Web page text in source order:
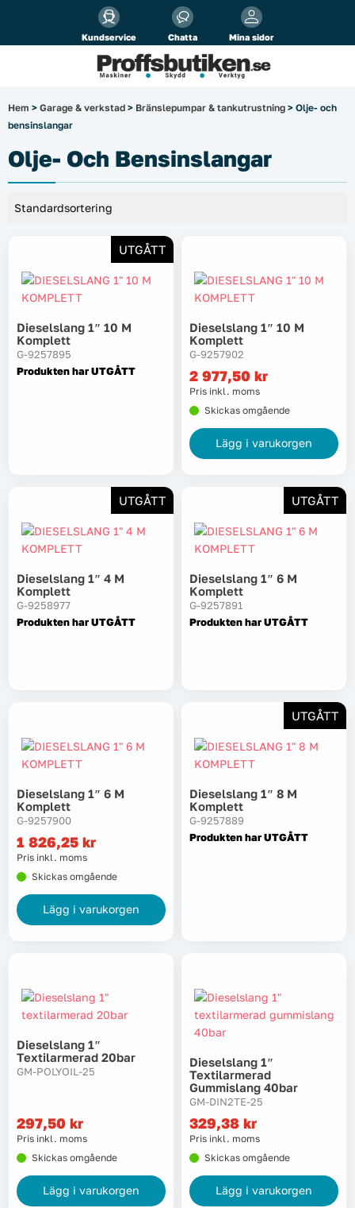
Kundservice Chatta Mina sidor
Alla priser visasinkl. moms!
Företag Privat
Arbetsplats
El & belysning
Fordonsbelysning & lastbilstillbehör
Förbrukningsmaterial
Garage & verkstad
Laserinstrument
Lyft, transport & materialhantering
Oljor & kem
Outlet
Skydd & kläder
Svets
Tvätt
Verktyg
Värme, VVS & inomhusklimat
Varumärken Videoklipp
Om oss
Hem > Garage & verkstad > Bränslepumpar & tankutrustning > Olje- och
bensinslangar
Olje- Och Bensinslangar
UTGÅTT
Dieselslang 1″ 10 M
Komplett
G-9257895
Produkten har UTGÅTT
Dieselslang 1″ 10 M
Komplett
G-9257902
2 977,50 kr
Pris inkl. moms
Skickas omgående
Lägg i varukorgen
UTGÅTT
Dieselslang 1″ 4 M
Komplett
G-9258977
Produkten har UTGÅTT
UTGÅTT
Dieselslang 1″ 6 M
Komplett
G-9257891
Produkten har UTGÅTT
Dieselslang 1″ 6 M
Komplett
G-9257900
1 826,25 kr
Pris inkl. moms
Skickas omgående
Lägg i varukorgen
UTGÅTT
Dieselslang 1″ 8 M
Komplett
G-9257889
Produkten har UTGÅTT
Dieselslang 1″
Textilarmerad 20bar
GM-POLYOIL-25
297,50 kr
Pris inkl. moms
Skickas omgående
Lägg i varukorgen
Dieselslang 1″
Textilarmerad
Gummislang 40bar
GM-DIN2TE-25
329,38 kr
Pris inkl. moms
Skickas omgående
Lägg i varukorgen